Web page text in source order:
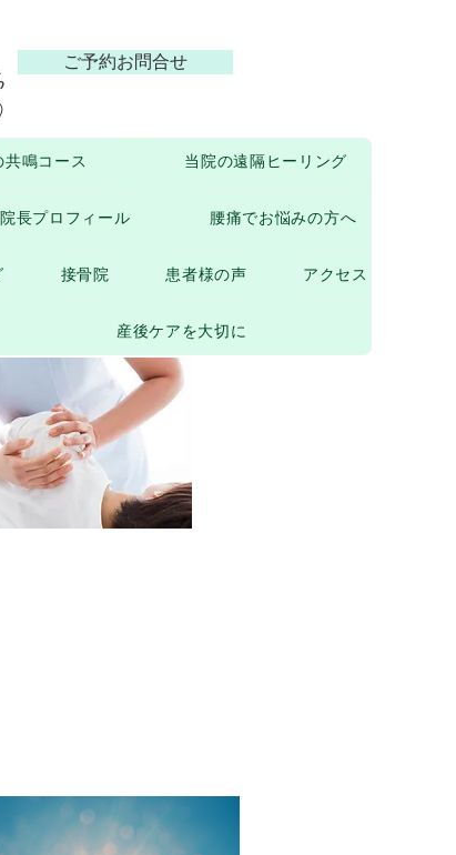
ご予約お問合せ
鳴コース 当院の遠隔ヒーリング
院長プロフィール 腰痛でお悩みの方へ
接骨院 患者様の声 アクセス
産後ケアを大切に